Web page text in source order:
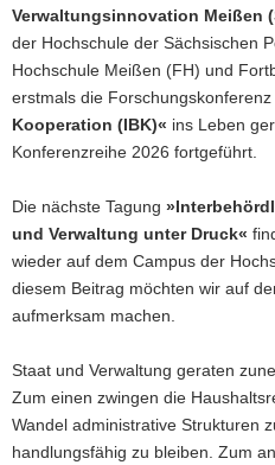
Verwaltungsinnovation Meißen
der Hochschule der Sächsischen
Hochschule Meißen (FH) und
erstmals die Forschungskonferenz
Kooperation (IBK)« ins Leben
Konferenzreihe 2026 fortgeführt.
Die nächste Tagung
und Verwaltung unter Druck«
wieder auf dem Campus der
diesem Beitrag möchten wir auf
aufmerksam machen.
Staat und Verwaltung geraten
Zum einen zwingen die
Wandel administrative Strukturen
handlungsfähig zu bleiben. Zum